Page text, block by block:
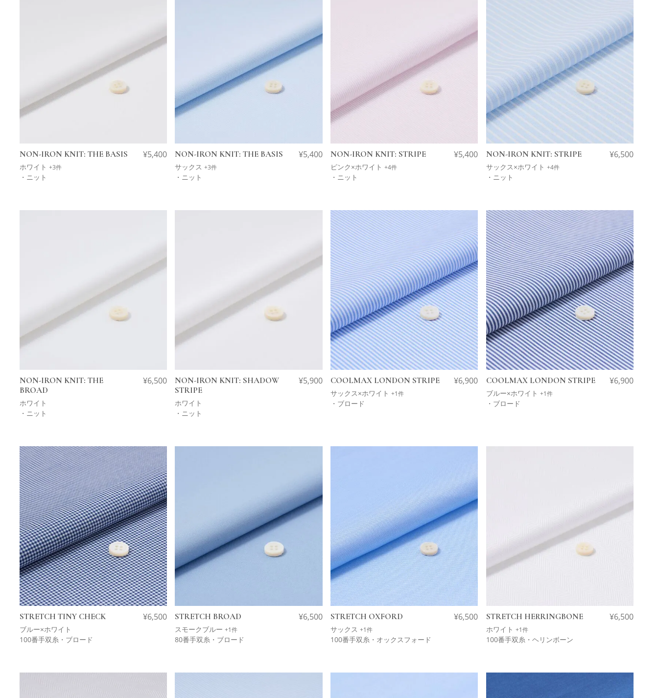
NON-IRON KNIT: THE BASIS
ホワイト +3件
¥5,400
・ニット
NON-IRON KNIT: THE BASIS
サックス+3件
¥5,400
・ニット
NON-IRON KNIT: STRIPE
ピンク×ホワイト +4件
¥5,400
・ニット
NON-IRON KNIT: STRIPE
サックス×ホワイト +4件
¥6,500
・ニット
NON-IRON KNIT: THE
BROAD
ホワイト
¥6,500
・ニット
NON-IRON KNIT: SHADOW
STRIPE
ホワイト
¥5,900
・ニット
COOLMAX LONDON STRIPE
サックス×ホワイト +1件
¥6,900
・ブロード
COOLMAX LONDON STRIPE
ブルー×ホワイト +1件
¥6,900
・ブロード
STRETCH TINY CHECK
ブルー×ホワイト
¥6,500
100番手双糸・ブロード
STRETCH BROAD
スモークブルー+1件
¥6,500
80番手双糸・ブロード
STRETCH OXFORD
サックス +1件
¥6,500
100番手双糸・オックスフォード
STRETCH HERRINGBONE
ホワイト +1件
¥6,500
100番手双糸・ヘリンボーン